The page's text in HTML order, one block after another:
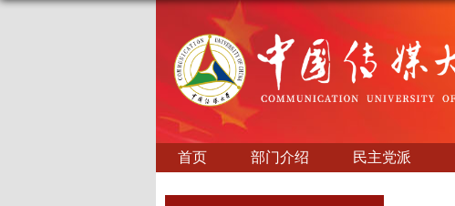
首页 部门介绍 民主党派